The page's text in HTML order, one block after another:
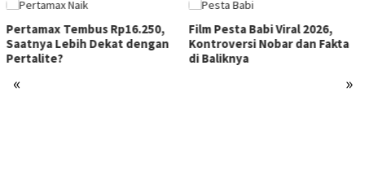
« »
Pertamax Tembus Rp16.250,
Saatnya Lebih Dekat dengan
Pertalite?
Film Pesta Babi Viral 2026,
Kontroversi Nobar dan Fakta
di Baliknya